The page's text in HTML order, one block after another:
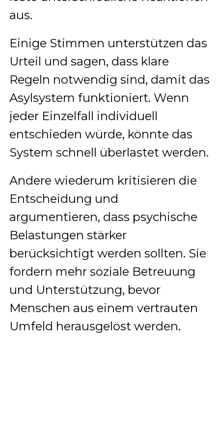
aus.
Einige Stimmen unterstützen das
Urteil und sagen, dass klare
Regeln notwendig sind, damit das
Asylsystem funktioniert. Wenn
jeder Einzelfall individuell
entschieden würde, könnte das
System schnell überlastet werden.
Andere wiederum kritisieren die
Entscheidung und
argumentieren, dass psychische
Belastungen stärker
berücksichtigt werden sollten. Sie
fordern mehr soziale Betreuung
und Unterstützung, bevor
Menschen aus einem vertrauten
Umfeld herausgelöst werden.